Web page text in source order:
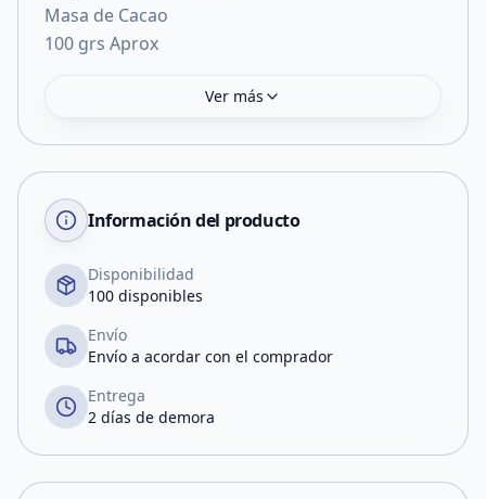
Masa de Cacao
100 grs Aprox
Ver más
Información del producto
Disponibilidad
100 disponibles
Envío
Envío a acordar con el comprador
Entrega
2 días de demora